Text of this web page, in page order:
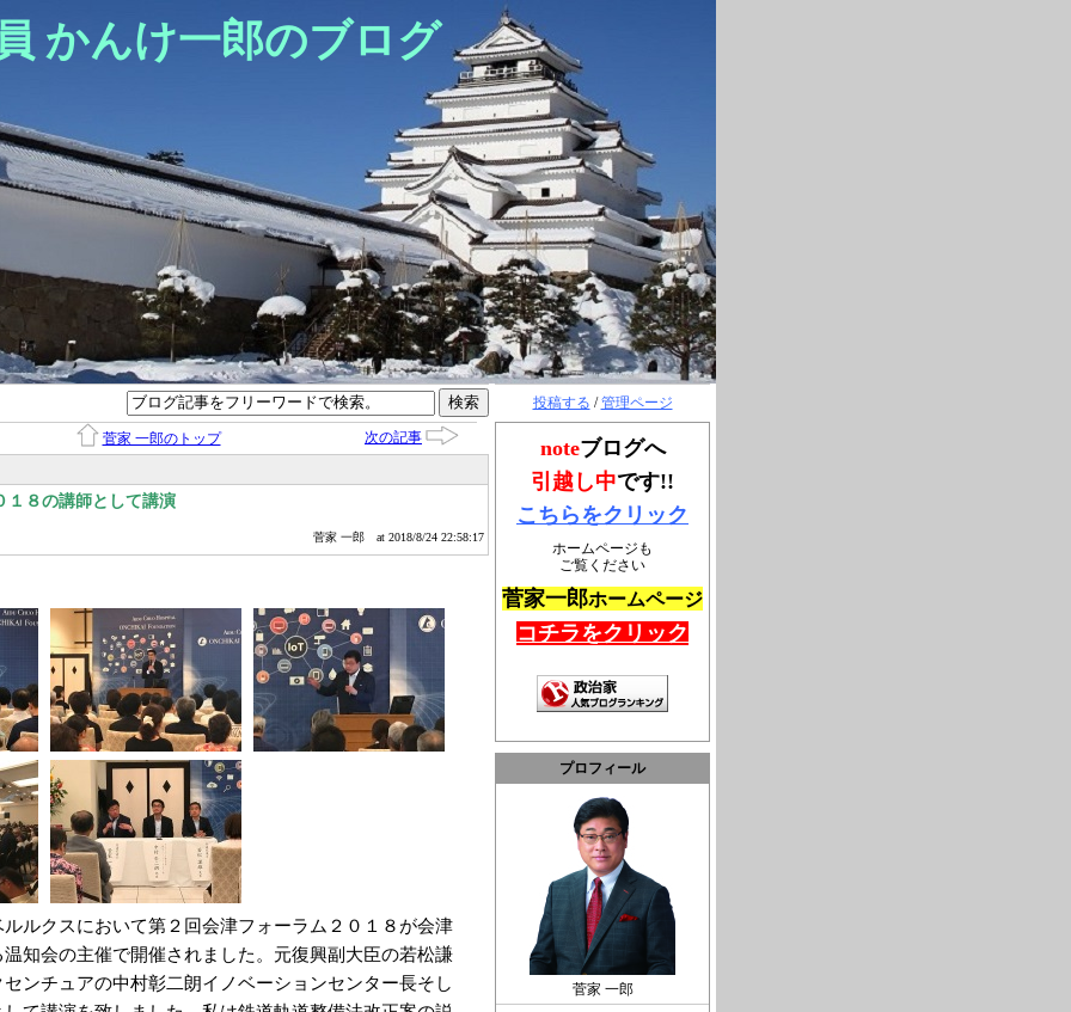
かんけ一郎のブログ
投稿する /管理ページ
noteブログへ
引越し中です!!
こちらをクリック
ホームページも
ご覧ください
菅家一郎ホームページ
コチラをクリック
プロフィール
菅家 一郎
菅家 一郎のトップ 次の記事
１８の講師として講演
菅家 一郎 at 2018/8/24 22:58:17
ルクスにおいて第２回会津フォーラム２０１８が会津
知会の主催で開催されました。元復興副大臣の若松謙
ンチュアの中村彰二朗イノベーションセンター長そし